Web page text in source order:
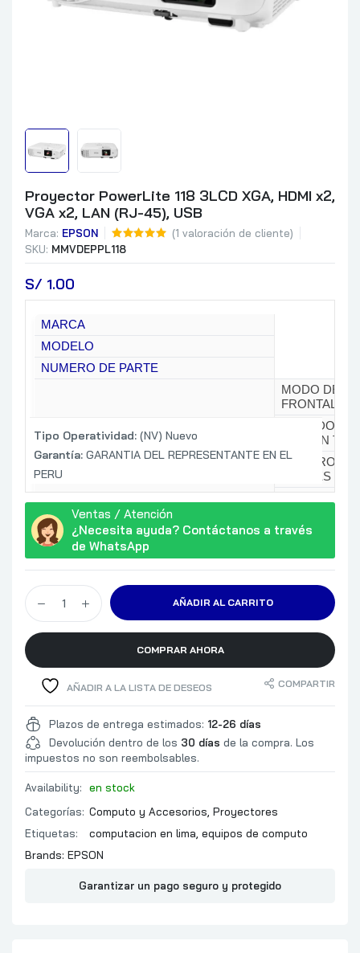
Proyector PowerLite 118 3LCD XGA, HDMI x2,
VGA x2, LAN (RJ-45), USB
Marca: EPSON (1 valoración de cliente)
SKU: MMVDEPPL118
S/ 1.00
MARCA
MODELO
NUMERO DE PARTE
CARACTERISTICAS
MODO DE
FRONTAL/
MÉTODO
SILICON
NÚMERO DE
PIXELES
LÚMENES
16.000:1
PARLANTE:
LENTE DE
TIPO:
FOCUS
(0,89 M –
IMAGEN
1 / HDMI x 2 /
Tipo Operatividad: (NV) Nuevo
Garantía: GARANTIA DEL REPRESENTANTE EN EL
PERU
Ventas / Atención
¿Necesita ayuda? Contáctanos a través
de WhatsApp
AÑADIR AL CARRITO
COMPRAR AHORA
AÑADIR A LA LISTA DE DESEOS COMPARTIR
Plazos de entrega estimados: 12-26 días
Devolución dentro de los 30 días de la compra. Los
impuestos no son reembolsables.
Availability:
en stock
Categorías: Computo y Accesorios Proyectores
Etiquetas:
computacion en lima equipos de computo
Brands: EPSON
Garantizar un pago seguro y protegido